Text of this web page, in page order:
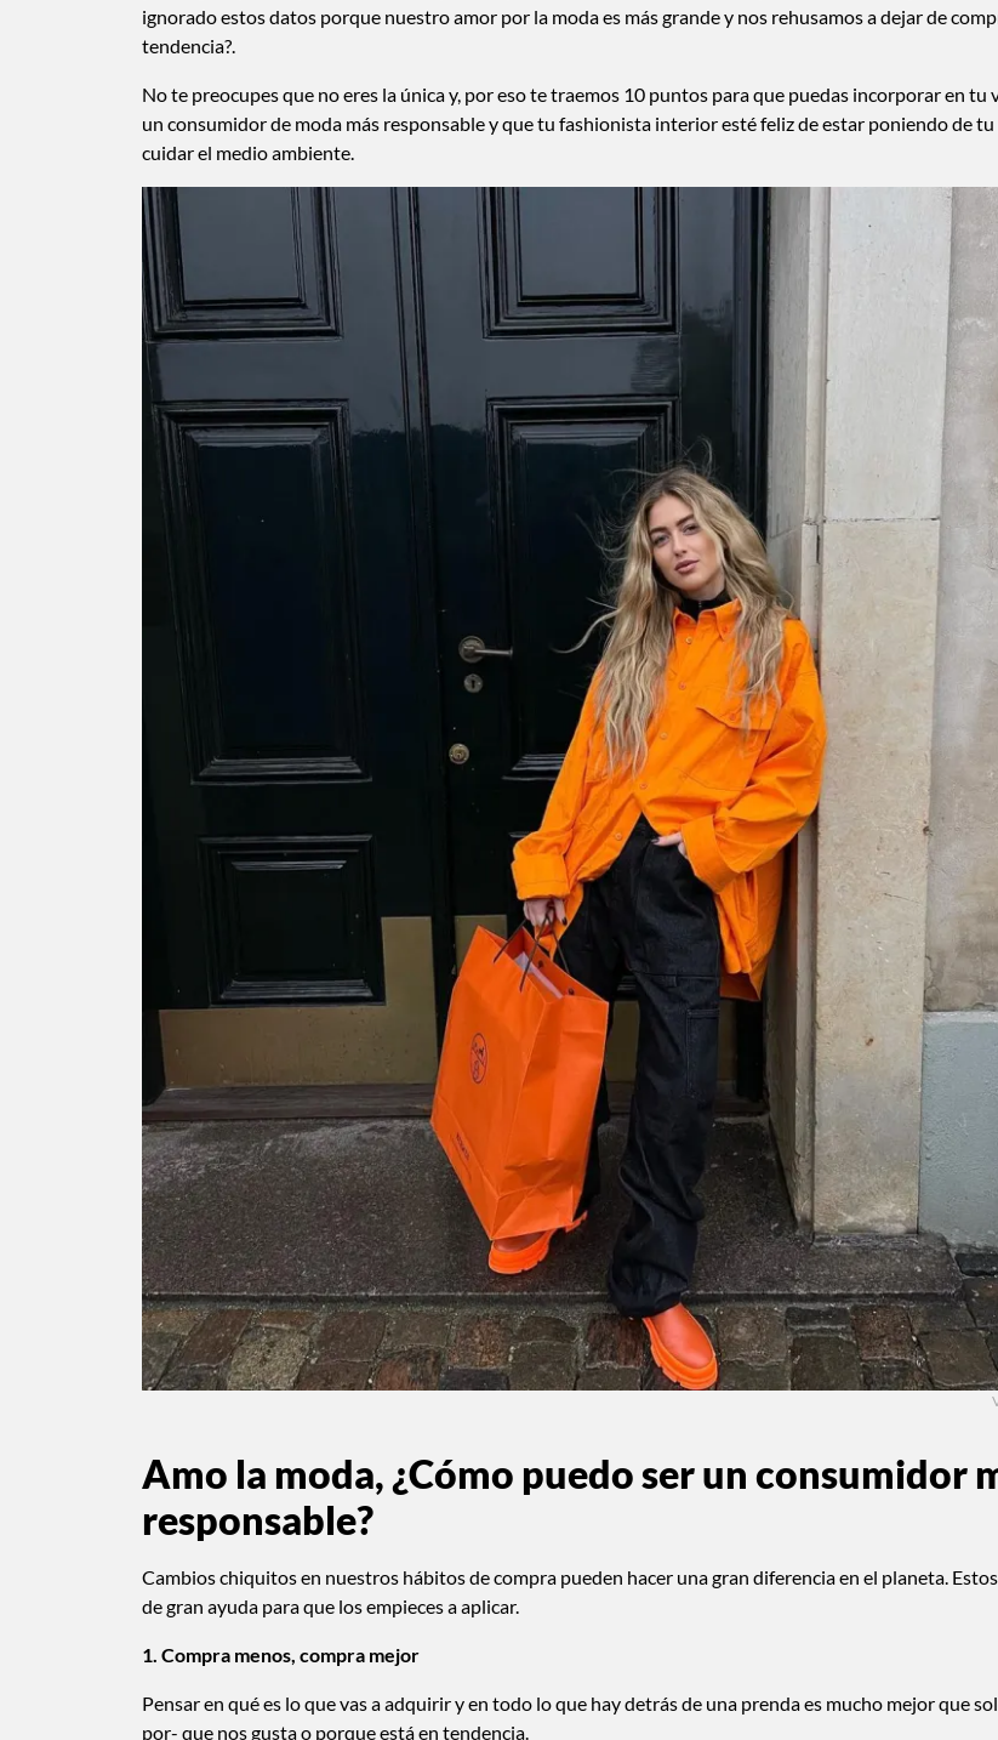
ignorado estos datos porque nuestro amor por la moda es más grande y nos rehusamos a dejar de
tendencia?.
No te preocupes que no eres la única y, por eso te traemos 10 puntos para que puedas incorporar en tu
un consumidor de moda más responsable y que tu fashionista interior esté feliz de estar poniendo de
cuidar el medio ambiente.
Amo la moda, ¿Cómo puedo ser un consumidor
responsable?
Cambios chiquitos en nuestros hábitos de compra pueden hacer una gran diferencia en el planeta.
de gran ayuda para que los empieces a aplicar.
1. Compra menos, compra mejor
Pensar en qué es lo que vas a adquirir y en todo lo que hay detrás de una prenda es mucho mejor que
por- que nos gusta o porque está en tendencia.